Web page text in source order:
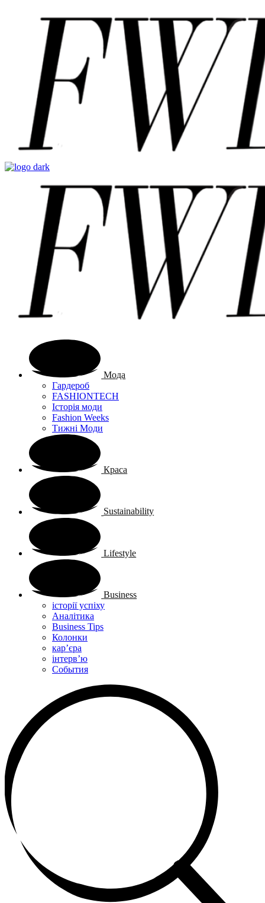
Мода
Гардероб
FASHIONTECH
Історія моди
Fashion Weeks
Тижні Моди
Краса
Sustainability
Lifestyle
Business
історії успіху
Аналітика
Business Tips
Колонки
кар’єра
інтерв’ю
Cобытия